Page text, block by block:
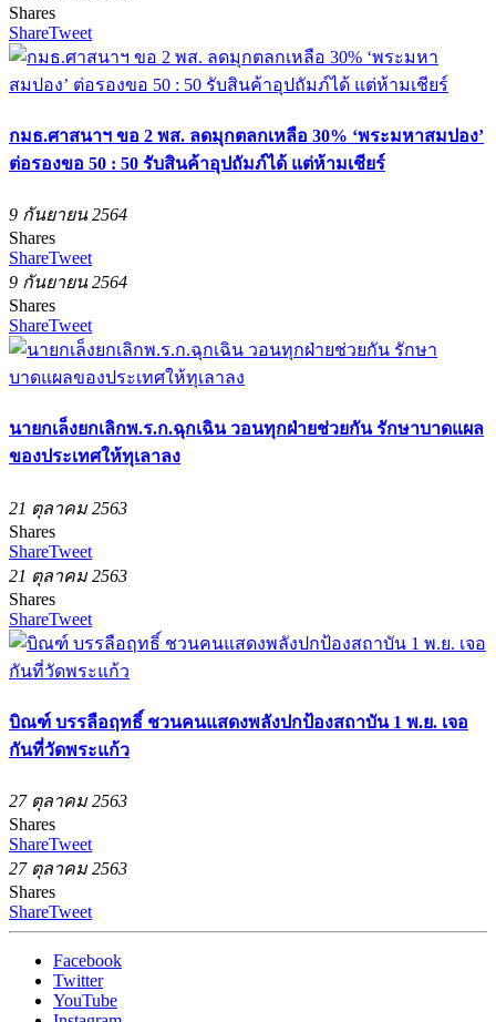
Shares
ShareTweet
กมธ.ศาสนาฯ ขอ 2 พส. ลดมุกตลกเหลือ 30% ‘พระมหาสมปอง’
ต่อรองขอ 50 : 50 รับสินค้าอุปถัมภ์ได้ แต่ห้ามเชียร์
9 กันยายน 2564
Shares
ShareTweet
9 กันยายน 2564
Shares
ShareTweet
นายกเล็งยกเลิกพ.ร.ก.ฉุกเฉิน วอนทุกฝ่ายช่วยกัน รักษาบาดแผล
ของประเทศให้ทุเลาลง
21 ตุลาคม 2563
Shares
ShareTweet
21 ตุลาคม 2563
Shares
ShareTweet
บิณฑ์ บรรลือฤทธิ์ ชวนคนแสดงพลังปกป้องสถาบัน 1 พ.ย. เจอ
กันที่วัดพระแก้ว
27 ตุลาคม 2563
Shares
ShareTweet
27 ตุลาคม 2563
Shares
ShareTweet
Facebook
Twitter
YouTube